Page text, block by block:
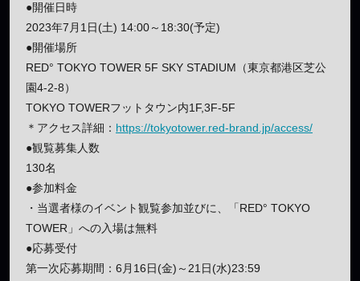
●開催日時
2023年7月1日(土) 14:00～18:30(予定)
●開催場所
RED° TOKYO TOWER 5F SKY STADIUM（東京都港区芝公
園4-2-8）
TOKYO TOWERフットタウン内1F,3F-5F
＊アクセス詳細： https://tokyotower.red-brand.jp/access/
●観覧募集人数
130名
●参加料金
・当選者様のイベント観覧参加並びに、「RED° TOKYO
TOWER」への入場は無料
●応募受付
第一次応募期間：6月16日(金)～21日(水)23:59